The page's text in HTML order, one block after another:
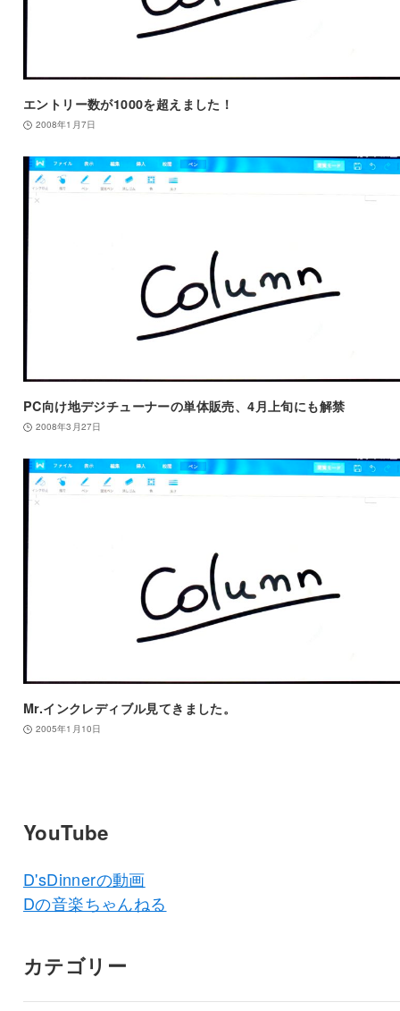
エントリー数が1000を超えました！
2008年1月7日
PC向け地デジチューナーの単体販売、4月上旬にも解禁
2008年3月27日
Mr.インクレディブル見てきました。
2005年1月10日
YouTube
D'sDinnerの動画
Dの音楽ちゃんねる
カテゴリー